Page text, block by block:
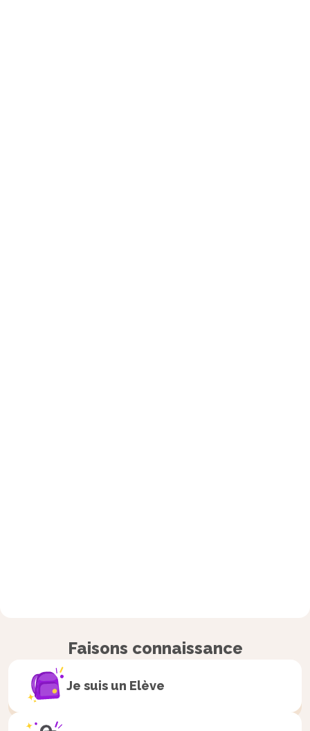
Faisons connaissance
Je suis un Elève